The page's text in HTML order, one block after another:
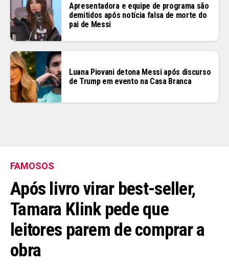
Apresentadora e equipe de programa são
demitidos após notícia falsa de morte do
pai de Messi
Luana Piovani detona Messi após discurso
de Trump em evento na Casa Branca
FAMOSOS
Após livro virar best-seller,
Tamara Klink pede que
leitores parem de comprar a
obra